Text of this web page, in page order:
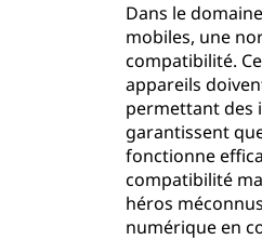
Dans le
mobiles, une
compatibilité.
appareils
permettant des
garantissent
fonctionne
compatibilité
héros
numérique en